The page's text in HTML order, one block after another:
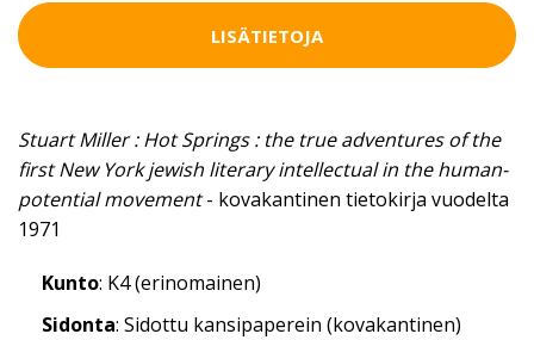
LISÄTIETOJA
Stuart Miller : Hot Springs : the true adventures of the
first New York jewish literary intellectual in the human-
potential movement- kovakantinen tietokirja vuodelta
1971
Kunto: K4 (erinomainen)
Sidonta: Sidottu kansipaperein (kovakantinen)